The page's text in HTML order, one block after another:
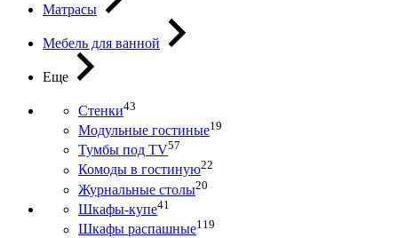
Матрасы
Мебель для ванной
Еще
Стенки43
Модульные гостиные19
Тумбы под ТV57
Комоды в гостиную22
Журнальные столы20
Шкафы-купе41
Шкафы распашные119